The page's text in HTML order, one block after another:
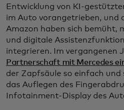
Entwicklung von KI-
im Auto vorangetrieben, und
Amazon haben sich bemüht,
und digitale
integrieren. Im vergangenen
Partnerschaft mit Mercedes
der Zapfsäule so einfach und
das Auflegen des
Infotainment-Display des